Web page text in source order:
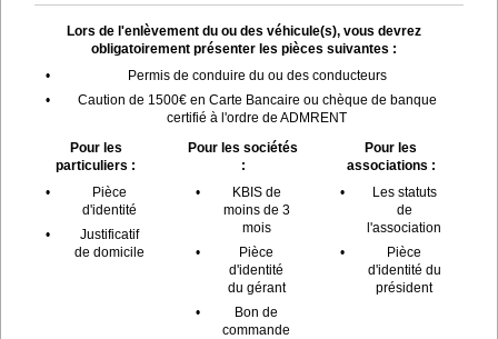
Lors de l'enlèvement du ou des véhicule(s), vous devrez
obligatoirement présenter les pièces suivantes :
•
Permis de conduire du ou des conducteurs
•
Caution de 1500€ en Carte Bancaire ou chèque de banque
certifié à l'ordre de ADMRENT
Pour les
particuliers :
•
Pièce
d'identité
•
Justificatif
de domicile
Pour les sociétés
:
•
KBIS de
moins de 3
mois
•
Pièce
d'identité
du gérant
•
Bon de
commande
Pour les
associations :
•
Les statuts
de
l'association
•
Pièce
d'identité du
président